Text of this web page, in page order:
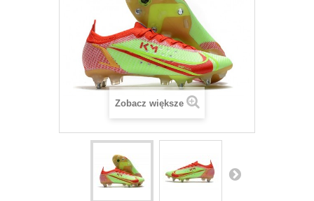
Zobacz większe